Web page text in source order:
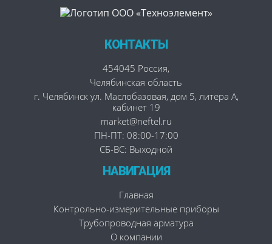
КОНТАКТЫ
454045 Россия,
Челябинская область
г. Челябинск ул. Маслобазовая, дом 5, литера А,
кабинет 19
market@neftel.ru
ПН-ПТ: 08:00-17:00
СБ-ВС: Выходной
НАВИГАЦИЯ
Главная
Контрольно-измерительные приборы
Трубопроводная арматура
О компании